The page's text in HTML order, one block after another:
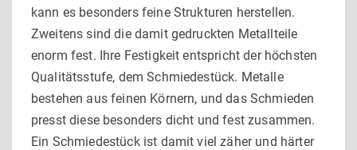
kann es be­sonders feine Strukturen herstellen.
Zweitens sind die damit gedruckten Metallteile
enorm fest. Ihre Festigkeit entspricht der höchsten
Qualitätsstufe, dem Schmiedestück. Metalle
bestehen aus feinen Körnern, und das Schmieden
presst diese besonders dicht und fest zusammen.
Ein Schmiedestück ist damit viel zäher und härter